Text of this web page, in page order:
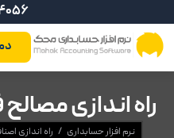
راه اندازی مصالح
نرم افزار حسابداری / راه اندازی